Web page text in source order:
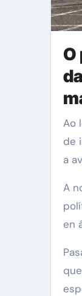
O
Ao longo dos anos, foron numerosas as declaracións políticas, os acordos plenarios e mesmo os debates parlamentarios sobre a necesidade
de
a
A
en